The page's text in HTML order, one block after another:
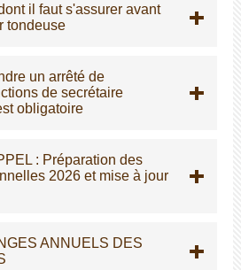
il faut s'assurer avant
tondeuse
un arrêté de
de secrétaire
obligatoire
: Préparation des
2026 et mise à jour
ANNUELS DES